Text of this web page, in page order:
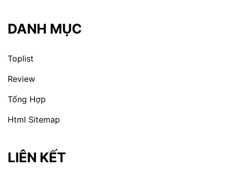
DANH MỤC
Toplist
Review
Tổng Hợp
Html Sitemap
LIÊN KẾT